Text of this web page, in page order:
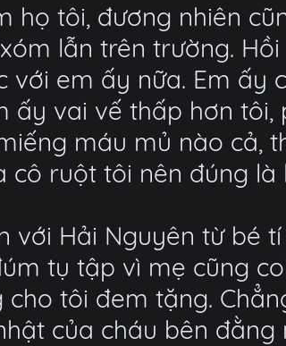
tôi, đương nhiên
lẫn trên trường.
em ấy nữa. Em ấy
vai vế thấp hơn tôi,
máu mủ nào cả,
cô ruột tôi nên đúng
với Hải Nguyên từ bé
tụ tập vì mẹ cũng
tôi đem tặng.
của cháu bên